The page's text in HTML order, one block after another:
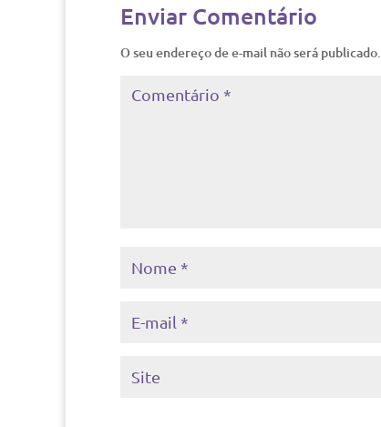
Enviar Comentário
O seu endereço de e-mail não será publicado.